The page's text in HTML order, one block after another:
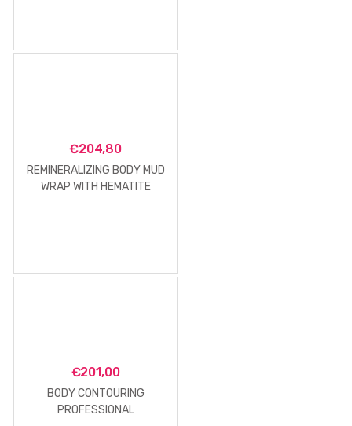
€204,80
REMINERALIZING BODY MUD
WRAP WITH HEMATITE
€201,00
BODY CONTOURING
PROFESSIONAL